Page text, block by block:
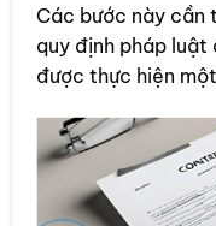
Các bước này cần
quy định pháp
được thực hiện